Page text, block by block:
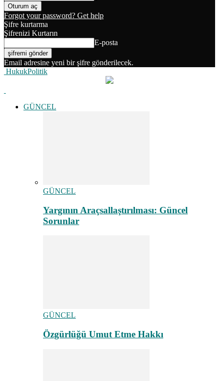
Forgot your password? Get help
Şifre kurtarma
Şifrenizi Kurtarın
E-posta
Email adresine yeni bir şifre gönderilecek.
HukukPolitik
GÜNCEL
GÜNCEL
Yargının Araçsallaştırılması: Güncel
Sorunlar
GÜNCEL
Özgürlüğü Umut Etme Hakkı